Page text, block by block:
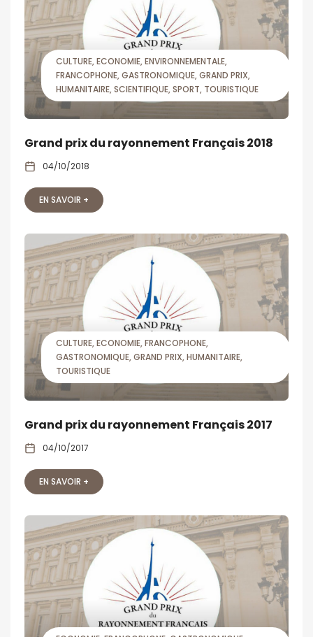
CULTURE ECONOMIE ENVIRONNEMENTALE
FRANCOPHONE GASTRONOMIQUE GRAND PRIX
HUMANITAIRE SCIENTIFIQUE SPORT TOURISTIQUE
Grand prix du rayonnement Français 2018
04/10/2018
EN SAVOIR +
CULTURE ECONOMIE FRANCOPHONE
GASTRONOMIQUE GRAND PRIX HUMANITAIRE
TOURISTIQUE
Grand prix du rayonnement Français 2017
04/10/2017
EN SAVOIR +